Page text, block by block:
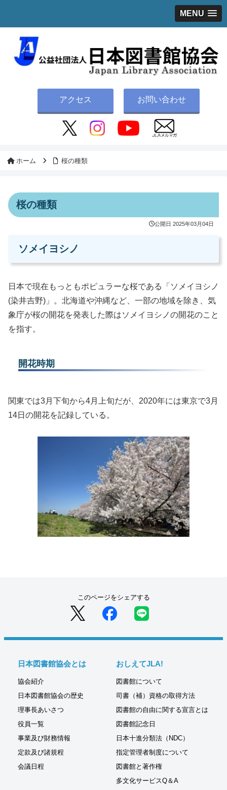
MENU
アクセス お問い合わせ
ホーム 桜の種類
桜の種類
公開日 2025年03月04日
ソメイヨシノ
日本で現在もっともポピュラーな桜である「ソメイヨシノ
(染井吉野)」。北海道や沖縄など、一部の地域を除き、気
象庁が桜の開花を発表した際はソメイヨシノの開花のこと
を指す。
開花時期
関東では3月下旬から4月上旬だが、2020年には東京で3月
14日の開花を記録している。
このページをシェアする
日本図書館協会とは
協会紹介
日本図書館協会の歴史
理事長あいさつ
役員一覧
事業及び財務情報
定款及び諸規程
会議日程
おしえてJLA!
図書館について
司書（補）資格の取得方法
図書館の自由に関する宣言とは
図書館記念日
日本十進分類法（NDC）
指定管理者制度について
図書館と著作権
多文化サービスQ＆A